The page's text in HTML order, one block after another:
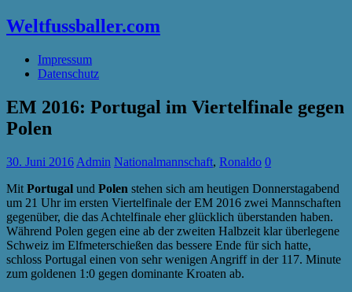
Weltfussballer.com
Impressum
Datenschutz
EM 2016: Portugal im Viertelfinale gegen
Polen
30. Juni 2016 Admin Nationalmannschaft, Ronaldo 0
Mit Portugal und Polen stehen sich am heutigen Donnerstagabend
um 21 Uhr im ersten Viertelfinale der EM 2016 zwei Mannschaften
gegenüber, die das Achtelfinale eher glücklich überstanden haben.
Während Polen gegen eine ab der zweiten Halbzeit klar überlegene
Schweiz im Elfmeterschießen das bessere Ende für sich hatte,
schloss Portugal einen von sehr wenigen Angriff in der 117. Minute
zum goldenen 1:0 gegen dominante Kroaten ab.